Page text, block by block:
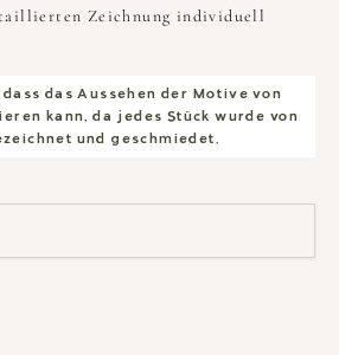
Zeichnung individuell
das Aussehen der Motive von
kann, da jedes Stück wurde von
und geschmiedet.